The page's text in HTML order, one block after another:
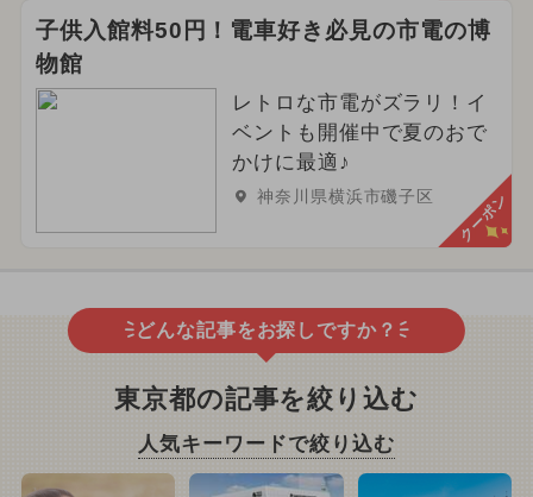
子供入館料50円！電車好き必見の市電の博
物館
レトロな市電がズラリ！イ
ベントも開催中で夏のおで
かけに最適♪
神奈川県横浜市磯子区 クーポン
どんな記事をお探しですか？
東京都の記事を絞り込む
人気キーワードで絞り込む